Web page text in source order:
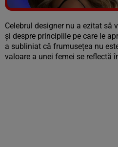
Celebrul designer nu a ezitat să
și despre principiile pe care le
a subliniat că frumusețea nu
valoare a unei femei se reflectă